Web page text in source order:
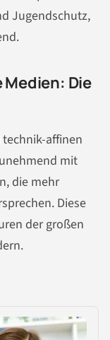
Jugendschutz,
Die
affinen
mit
die mehr
Diese
der großen